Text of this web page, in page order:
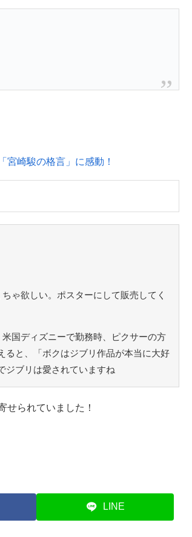
崎駿の格言」に感動！
ゃ欲しい。ポスターにして販売してく
国ディズニーで勤務時、ピクサーの方
ると、「ボクはジブリ作品が本当に大好
ジブリは愛されていますね
せられていました！
LINE